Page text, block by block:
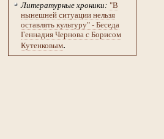
Литературные хроники: "В
нынешней ситуации нельзя
оставлять культуру" - Беседа
Геннадия Чернова с Борисом
Кутенковым.